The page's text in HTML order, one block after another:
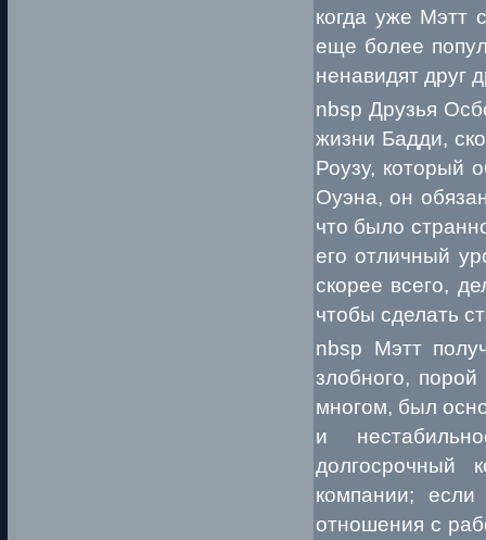
когда уже
еще более
ненавидят друг
nbsp Друзья
жизни Бадди,
Роузу, который
Оуэна, он
что было
его отличный
скорее всего,
чтобы сделать
nbsp Мэтт
злобного,
многом, был
и
долгосрочный
компании;
отношения с